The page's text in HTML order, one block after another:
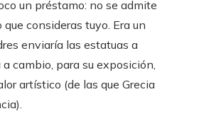
un préstamo: no se admite
consideras tuyo. Era un
enviaría las estatuas a
cambio, para su exposición,
artístico (de las que Grecia